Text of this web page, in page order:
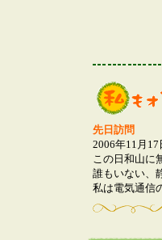
先日訪問
2006年11月
この日和山に
誰もいない、
私は電気通信